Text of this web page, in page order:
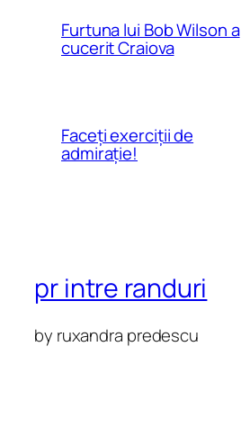
Furtuna lui Bob Wilson a
cucerit Craiova
Faceți exerciții de
admirație!
pr intre randuri
by ruxandra predescu